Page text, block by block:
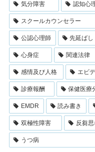
気分障害 認知心
スクールカウンセラー
公認心理師 先延ばし
心身症 関連法律
感情及び人格 エビ
診療報酬 保健医療
EMDR 読み書き
双極性障害 反芻
うつ病